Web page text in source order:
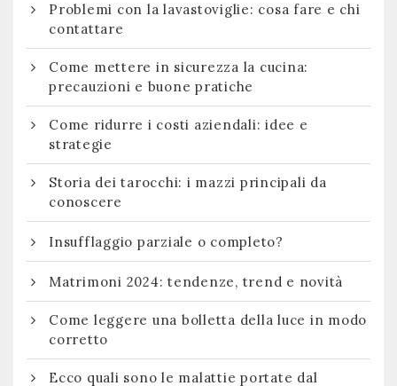
Problemi con la lavastoviglie: cosa fare e chi
contattare
Come mettere in sicurezza la cucina:
precauzioni e buone pratiche
Come ridurre i costi aziendali: idee e
strategie
Storia dei tarocchi: i mazzi principali da
conoscere
Insufflaggio parziale o completo?
Matrimoni 2024: tendenze, trend e novità
Come leggere una bolletta della luce in modo
corretto
Ecco quali sono le malattie portate dal